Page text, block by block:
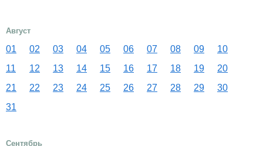
Август
01 02 03 04 05 06 07 08 09
10
11
12 13 14 15 16 17 18 19
20
21
22 23 24 25 26 27 28 29
30
31
Сентябрь